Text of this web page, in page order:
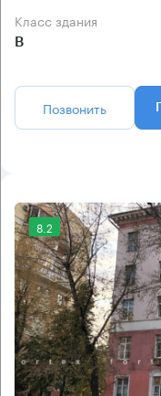
Класс здания
B
Позвонить
8.2